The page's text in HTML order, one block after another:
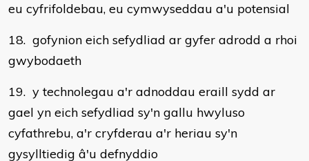
eu cyfrifoldebau, eu cymwyseddau a'u potensial
18. gofynion eich sefydliad ar gyfer adrodd a rhoi
gwybodaeth
19. y technolegau a'r adnoddau eraill sydd ar
gael yn eich sefydliad sy'n gallu hwyluso
cyfathrebu, a'r cryfderau a'r heriau sy'n
gysylltiedig â'u defnyddio